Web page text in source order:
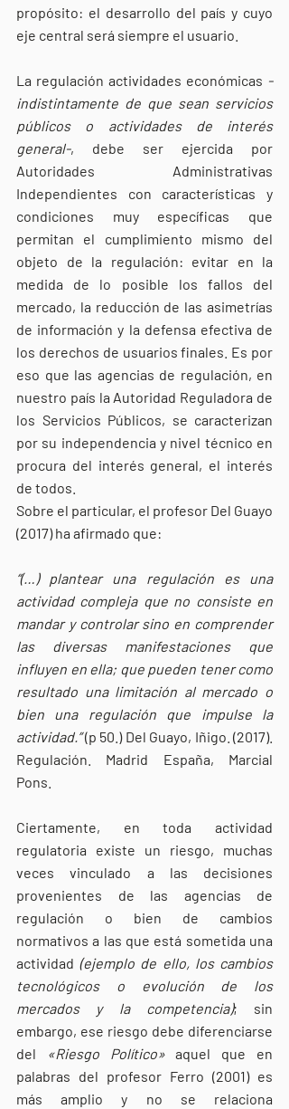
propósito: el desarrollo del país y cuyo
eje central será siempre el usuario.
La regulación actividades económicas -
indistintamente de que sean servicios
públicos o actividades de interés
general-, debe ser ejercida por
Autoridades Administrativas
Independientes con características y
condiciones muy específicas que
permitan el cumplimiento mismo del
objeto de la regulación: evitar en la
medida de lo posible los fallos del
mercado, la reducción de las asimetrías
de información y la defensa efectiva de
los derechos de usuarios finales. Es por
eso que las agencias de regulación, en
nuestro país la Autoridad Reguladora de
los Servicios Públicos, se caracterizan
por su independencia y nivel técnico en
procura del interés general, el interés
de todos.
Sobre el particular, el profesor Del Guayo
(2017) ha afirmado que:
“(…) plantear una regulación es una
actividad compleja que no consiste en
mandar y controlar sino en comprender
las diversas manifestaciones que
influyen en ella; que pueden tener como
resultado una limitación al mercado o
bien una regulación que impulse la
actividad.” (p 50.) Del Guayo, Iñigo. (2017).
Regulación. Madrid España, Marcial
Pons.
Ciertamente, en toda actividad
regulatoria existe un riesgo, muchas
veces vinculado a las decisiones
provenientes de las agencias de
regulación o bien de cambios
normativos a las que está sometida una
actividad (ejemplo de ello, los cambios
tecnológicos o evolución de los
mercados y la competencia); sin
embargo, ese riesgo debe diferenciarse
del
«Riesgo Político» aquel que en
palabras del profesor Ferro (2001) es
más amplio y no se relaciona